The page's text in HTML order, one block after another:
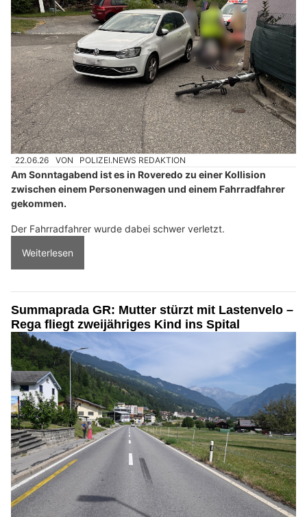
22.06.26 VON POLIZEI.NEWS REDAKTION
Am Sonntagabend ist es in Roveredo zu einer Kollision
zwischen einem Personenwagen und einem Fahrradfahrer
gekommen.
Der Fahrradfahrer wurde dabei schwer verletzt.
Weiterlesen
Summaprada GR: Mutter stürzt mit Lastenvelo –
Rega fliegt zweijähriges Kind ins Spital